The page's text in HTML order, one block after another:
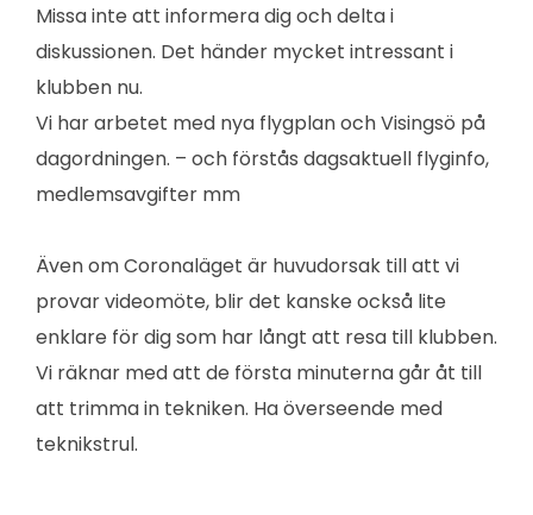
Missa inte att informera dig och delta i
diskussionen. Det händer mycket intressant i
klubben nu.
Vi har arbetet med nya flygplan och Visingsö på
dagordningen. – och förstås dagsaktuell flyginfo,
medlemsavgifter mm
Även om Coronaläget är huvudorsak till att vi
provar videomöte, blir det kanske också lite
enklare för dig som har långt att resa till klubben.
Vi räknar med att de första minuterna går åt till
att trimma in tekniken. Ha överseende med
teknikstrul.